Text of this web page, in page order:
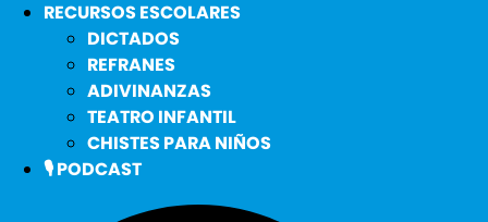
RECURSOS ESCOLARES
DICTADOS
REFRANES
ADIVINANZAS
TEATRO INFANTIL
CHISTES PARA NIÑOS
🎙️ PODCAST